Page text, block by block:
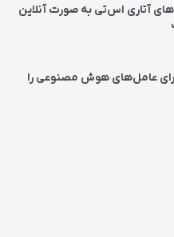
آتاری اس‌تی به‌ صورت آنلاین
عامل‌های هوش مصنوعی را